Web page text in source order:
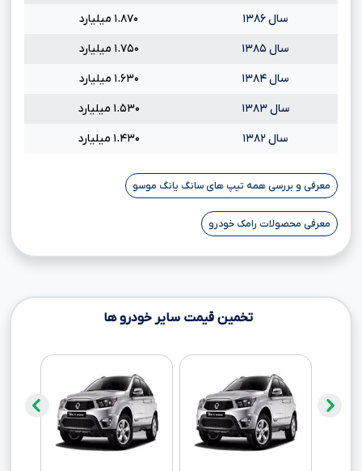
سال ۱۳۸۶
۱.۸۷۰ میلیارد
سال ۱۳۸۵
۱.۷۵۰ میلیارد
سال ۱۳۸۴
۱.۶۳۰ میلیارد
سال ۱۳۸۳
۱.۵۳۰ میلیارد
سال ۱۳۸۲
۱.۴۳۰ میلیارد
معرفی و بررسی همه تیپ های سانگ یانگ موسو
معرفی محصولات رامک خودرو
تخمین قیمت سایر خودرو ها